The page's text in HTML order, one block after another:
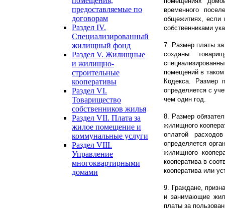
предоставляемые по
договорам
Раздел IV.
Специализированный
жилищный фонд
Раздел V. Жилищные
и жилищно-
строительные
кооперативы
Раздел VI.
Товарищество
собственников жилья
Раздел VII. Плата за
жилое помещение и
коммунальные услуги
Раздел VIII.
Управление
многоквартирными
домами
временного
общежитиях, если
собственниками
7. Размер платы
созданы
помещений в таком
Кодекса. Размер
определяется с
чем один год.
8. Размер
жилищного
оплатой
определяется
жилищного
кооператива в
кооператива или
9. Граждане,
и занимающие
платы за